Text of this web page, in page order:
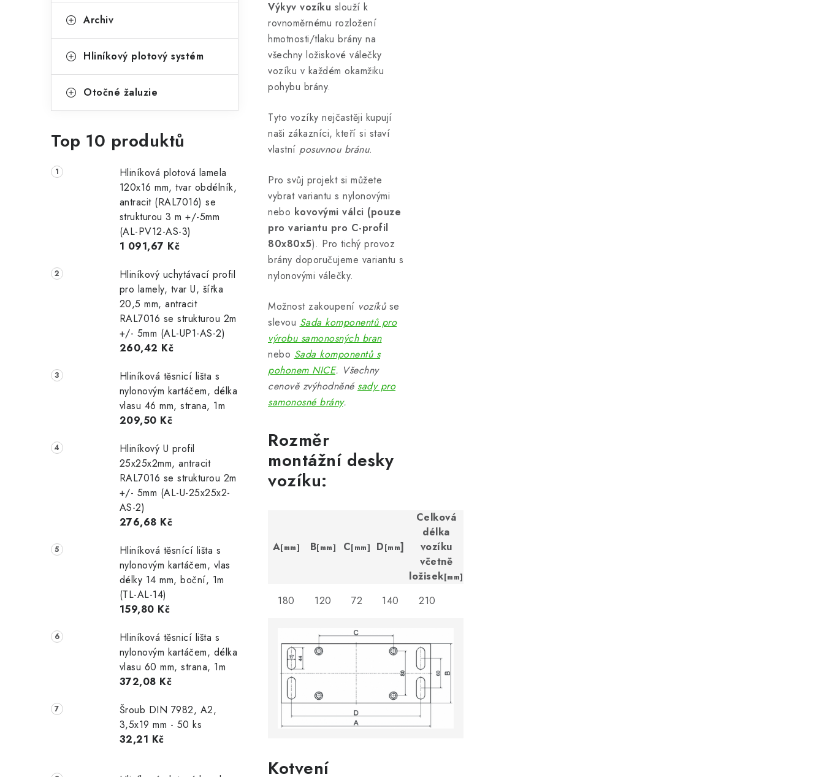
Archiv
Hliníkový plotový systém
Otočné žaluzie
Top 10 produktů
Hliníková plotová lamela
120x16 mm, tvar obdélník,
antracit (RAL7016) se
strukturou 3 m +/-5mm
(AL-PV12-AS-3)
1 091,67 Kč
Hliníkový uchytávací profil
pro lamely, tvar U, šířka
20,5 mm, antracit
RAL7016 se strukturou 2m
+/- 5mm (AL-UP1-AS-2)
260,42 Kč
Hliníková těsnicí lišta s
nylonovým kartáčem, délka
vlasu 46 mm, strana, 1m
209,50 Kč
Hliníkový U profil
25x25x2mm, antracit
RAL7016 se strukturou 2m
+/- 5mm (AL-U-25x25x2-
AS-2)
276,68 Kč
Hliníková těsnící lišta s
nylonovým kartáčem, vlas
délky 14 mm, boční, 1m
(TL-AL-14)
159,80 Kč
Hliníková těsnicí lišta s
nylonovým kartáčem, délka
vlasu 60 mm, strana, 1m
372,08 Kč
Šroub DIN 7982, A2,
3,5x19 mm - 50 ks
32,21 Kč
Výkyv vozíku slouží k
rovnoměrnému rozložení
hmotnosti/tlaku brány na
všechny ložiskové válečky
vozíku v každém okamžiku
pohybu brány.
Tyto vozíky nejčastěji kupují
naši zákazníci, kteří si staví
vlastní posuvnou bránu.
Pro svůj projekt si můžete
vybrat variantu s nylonovými
nebo kovovými válci (pouze
pro variantu pro C-profil
80x80x5). Pro tichý provoz
brány doporučujeme variantu s
nylonovými válečky.
Možnost zakoupení vozíků se
slevou Sada komponentů pro
výrobu samonosných bran
nebo Sada komponentů s
pohonem NICE. Všechny
cenově zvýhodněné sady pro
samonosné brány.
Rozměr
montážní desky
vozíku:
A[mm] B[mm] C[mm] D[mm]
Celková
délka
vozíku
včetně
ložisek[mm]
180 120 72 140 210
Kotvení